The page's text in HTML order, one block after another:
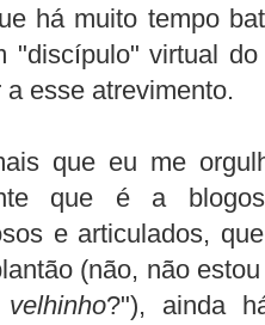
há muito tempo
"discípulo" virtual
esse atrevimento.
que eu me
que é a
e articulados,
(não, não
?"), ainda